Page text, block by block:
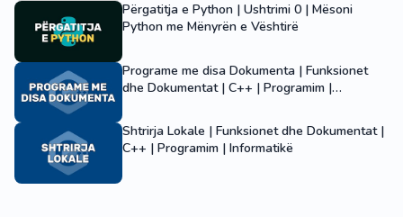
Përgatitja e Python | Ushtrimi 0 | Mësoni
Python me Mënyrën e Vështirë
Programe me disa Dokumenta | Funksionet
dhe Dokumentat | C++ | Programim |
Shtrirja Lokale | Funksionet dhe Dokumentat |
C++ | Programim | Informatikë